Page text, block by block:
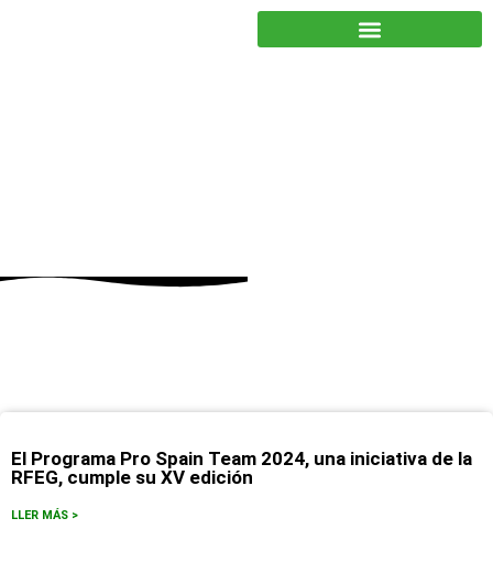
El Programa Pro Spain Team 2024, una iniciativa de la
RFEG, cumple su XV edición
LLER MÁS >